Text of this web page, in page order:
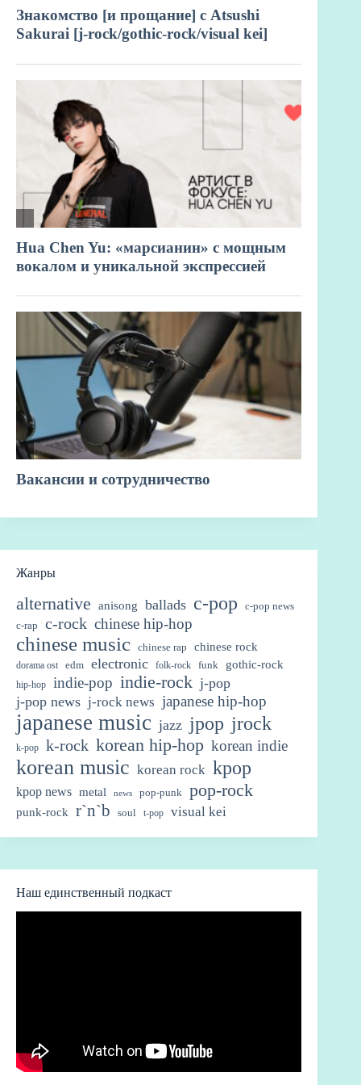
Жанры
alternative anisong ballads c-pop
c-pop news
c-rap
c-rock chinese hip-hop
chinese music chinese rap chinese rock
dorama ost edm electronic folk-rock funk gothic-rock
hip-hop indie-pop indie-rock j-pop
j-pop news j-rock news japanese hip-hop
japanese music jazz jpop jrock
k-pop k-rock korean hip-hop korean indie
korean music korean rock kpop
kpop news metal news pop-punk pop-rock
punk-rock r`n`b soul t-pop visual kei
Наш единственный подкаст